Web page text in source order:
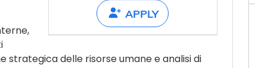
APPLY
strategica delle risorse umane e analisi di